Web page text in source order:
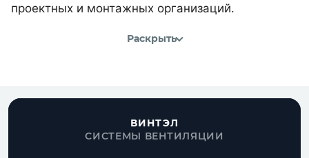
проектных и монтажных организаций.
Раскрыть
ВИНТЭЛ
СИСТЕМЫ ВЕНТИЛЯЦИИ